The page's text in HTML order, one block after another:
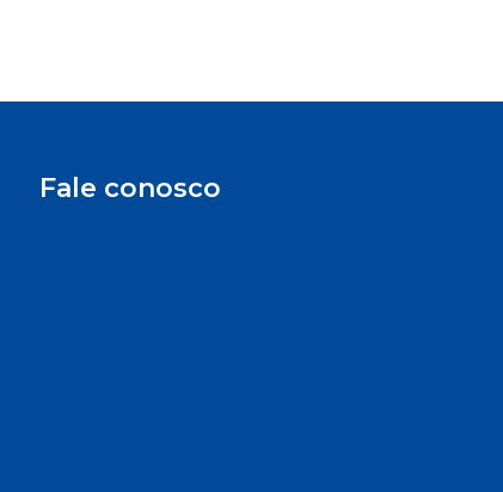
Fale conosco